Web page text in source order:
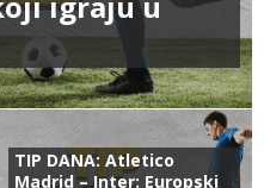
TIP DANA: Atletico
Madrid – Inter: Europski